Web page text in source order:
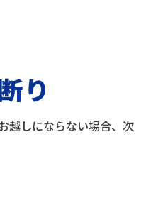
り
越しにならない場合、次